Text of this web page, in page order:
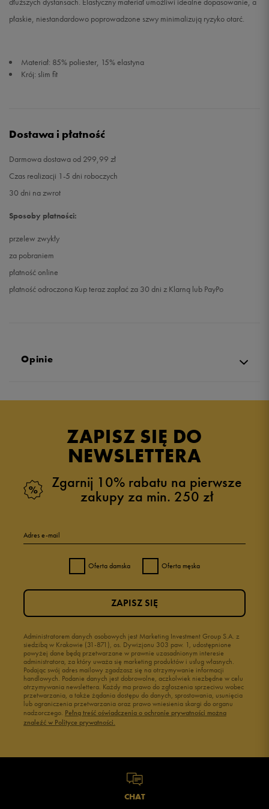
płaskie, niestandardowo poprowadzone szwy minimalizują ryzyko otarć.
Materiał: 85% poliester, 15% elastyna
Krój: slim fit
Dostawa i płatność
Darmowa dostawa od 299,99 zł
Czas realizacji 1-5 dni roboczych
30 dni na zwrot
Sposoby płatności:
przelew zwykły
za pobraniem
płatność online
płatność odroczona Kup teraz zapłać za 30 dni z Klarną lub PayPo
Opinie
ZAPISZ SIĘ DO
NEWSLETTERA
Zgarnij 10% rabatu na pierwsze
zakupy za min. 250 zł
Adres e-mail
Oferta damska Oferta męska
Administratorem danych osobowych jest Marketing Investment Group S.A. z
siedzibą w Krakowie (31-871), os. Dywizjonu 303 paw. 1, udostępnione
powyżej dane będą przetwarzane w prawnie uzasadnionym interesie
administratora, za który uważa się marketing produktów i usług własnych.
Podając swój adres mailowy zgadzasz się na otrzymywanie informacji
handlowych. Podanie danych jest dobrowolne, aczkolwiek niezbędne w celu
otrzymywania newslettera. Każdy ma prawo do zgłoszenia sprzeciwu wobec
przetwarzania, a także żądania dostępu do danych, sprostowania, usunięcia
lub ograniczenia przetwarzania oraz prawo wniesienia skargi do organu
nadzorczego. Pełną treść oświadczenia o ochronie prywatności można
znaleźć w Polityce prywatności.
ZAPISZ SIĘ
CHAT